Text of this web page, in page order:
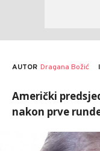
AUTOR Dragana Božić
Američki
nakon prve